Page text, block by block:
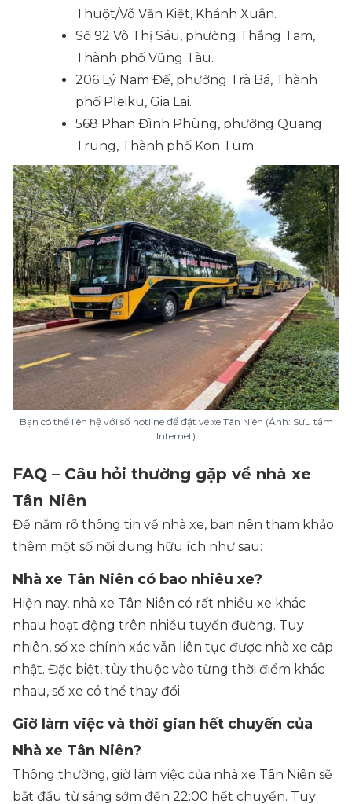
Thuột/Võ Văn Kiệt, Khánh Xuân.
Số 92 Võ Thị Sáu, phường Thắng Tam,
Thành phố Vũng Tàu.
206 Lý Nam Đế, phường Trà Bá, Thành
phố Pleiku, Gia Lai.
568 Phan Đình Phùng, phường Quang
Trung, Thành phố Kon Tum.
Bạn có thể liên hệ với số hotline để đặt vé xe Tân Niên (Ảnh: Sưu tầm
Internet)
FAQ – Câu hỏi thường gặp về nhà xe
Tân Niên
Để nắm rõ thông tin về nhà xe, bạn nên tham khảo
thêm một số nội dung hữu ích như sau:
Nhà xe Tân Niên có bao nhiêu xe?
Hiện nay, nhà xe Tân Niên có rất nhiều xe khác
nhau hoạt động trên nhiều tuyến đường. Tuy
nhiên, số xe chính xác vẫn liên tục được nhà xe cập
nhật. Đặc biệt, tùy thuộc vào từng thời điểm khác
nhau, số xe có thể thay đổi.
Giờ làm việc và thời gian hết chuyến của
Nhà xe Tân Niên?
Thông thường, giờ làm việc của nhà xe Tân Niên sẽ
bắt đầu từ sáng sớm đến 22:00 hết chuyến. Tuy